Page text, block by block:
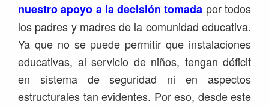
nuestro apoyo a la decisión tomada por todos
los padres y madres de la comunidad educativa.
Ya que no se puede permitir que instalaciones
educativas, al servicio de niños, tengan déficit
en sistema de seguridad ni en aspectos
estructurales tan evidentes. Por eso, desde este